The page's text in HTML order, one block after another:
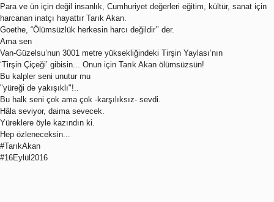
Para ve ün için değil insanlık, Cumhuriyet değerleri eğitim, kültür, sanat için
harcanan inatçı hayattır Tarık Akan.
Goethe, “Ölümsüzlük herkesin harcı değildir’’ der.
Ama sen
Van-Güzelsu’nun 3001 metre yüksekliğindeki Tirşin Yaylası’nın
‘Tirşin Çiçeği’ gibisin... Onun için Tarık Akan ölümsüzsün!
Bu kalpler seni unutur mu
"yüreği de yakışıklı"!..
Bu halk seni çok ama çok -karşılıksız- sevdi.
Hâla seviyor, daima sevecek.
Yüreklere öyle kazındın ki.
Hep özleneceksin...
#TarıkAkan
#16Eylül2016